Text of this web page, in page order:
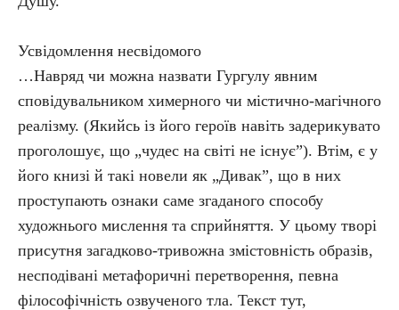
Усвідомлення несвідомого
…Навряд чи можна назвати Гургулу явним
сповідувальником химерного чи містично-магічного
реалізму. (Якийсь із його героїв навіть задерикувато
проголошує, що „чудес на світі не існує”). Втім, є у
його книзі й такі новели як „Дивак”, що в них
проступають ознаки саме згаданого способу
художнього мислення та сприйняття. У цьому творі
присутня загадково-тривожна змістовність образів,
несподівані метафоричні перетворення, певна
філософічність озвученого тла. Текст тут,